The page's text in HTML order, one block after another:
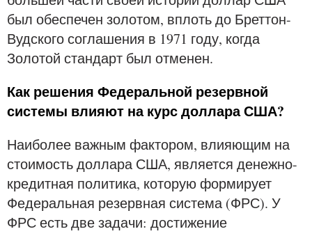
был обеспечен золотом, вплоть до Бреттон-
Вудского соглашения в 1971 году, когда
Золотой стандарт был отменен.
Как решения Федеральной резервной
системы влияют на курс доллара США?
Наиболее важным фактором, влияющим на
стоимость доллара США, является денежно-
кредитная политика, которую формирует
Федеральная резервная система (ФРС). У
ФРС есть две задачи: достижение